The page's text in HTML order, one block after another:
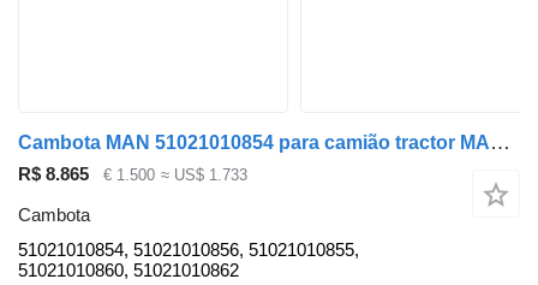
Cambota MAN 51021010854 para camião tractor MAN TG3 TGX TGS
R$ 8.865 € 1.500 ≈ US$ 1.733
Cambota
51021010854, 51021010856, 51021010855,
51021010860, 51021010862